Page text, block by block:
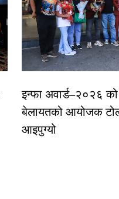
इन्फा अवार्ड–२०२६ को
बेलायतको आयोजक
आइपुग्यो